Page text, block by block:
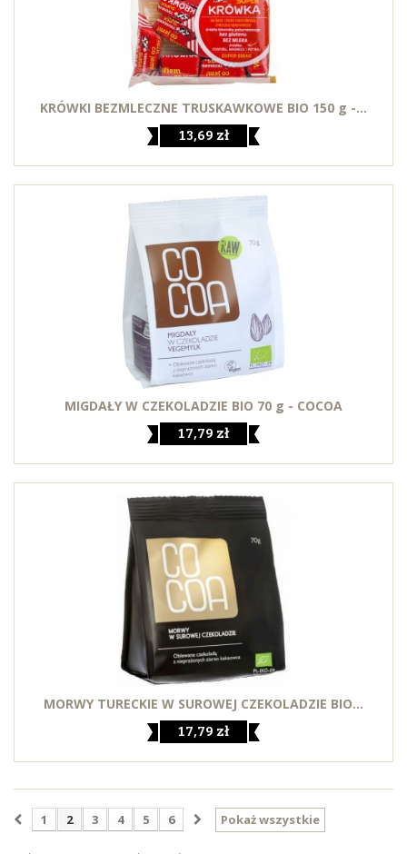
KRÓWKI BEZMLECZNE TRUSKAWKOWE BIO 150 g -...
13,69 zł
MIGDAŁY W CZEKOLADZIE BIO 70 g - COCOA
17,79 zł
MORWY TURECKIE W SUROWEJ CZEKOLADZIE BIO...
17,79 zł
Pokaż wszystkie
1 2 3 4 5 6